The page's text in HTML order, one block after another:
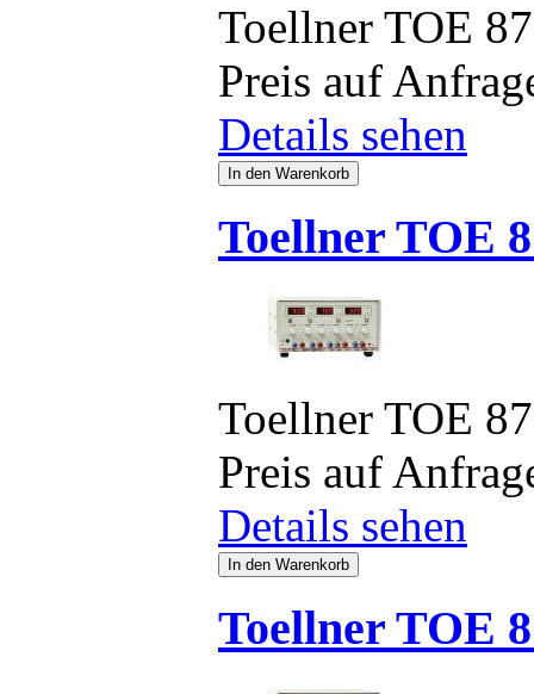
Toellner TOE
Preis auf
Details sehen
Toellner TOE
Toellner TOE
Preis auf
Details sehen
Toellner TOE